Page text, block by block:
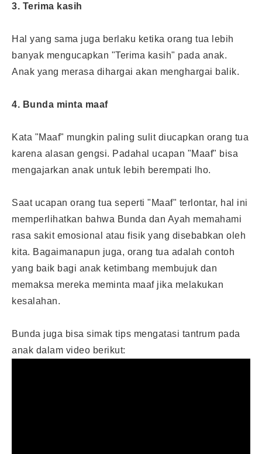
3. Terima kasih
Hal yang sama juga berlaku ketika orang tua lebih
banyak mengucapkan "Terima kasih" pada anak.
Anak yang merasa dihargai akan menghargai balik.
4. Bunda minta maaf
Kata "Maaf" mungkin paling sulit diucapkan orang tua
karena alasan gengsi. Padahal ucapan "Maaf" bisa
mengajarkan anak untuk lebih berempati lho.
Saat ucapan orang tua seperti "Maaf" terlontar, hal ini
memperlihatkan bahwa Bunda dan Ayah memahami
rasa sakit emosional atau fisik yang disebabkan oleh
kita. Bagaimanapun juga, orang tua adalah contoh
yang baik bagi anak ketimbang membujuk dan
memaksa mereka meminta maaf jika melakukan
kesalahan.
Bunda juga bisa simak tips mengatasi tantrum pada
anak dalam video berikut: